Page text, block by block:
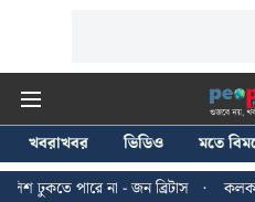
খবরাখবর ভিডিও মতে
- জন ব্রিটাস
কলকাতায় ২৪ জুলাইয়ের